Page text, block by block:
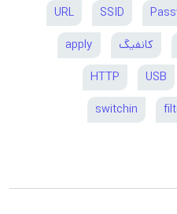
SSID
URL
کانفیگ apply
USB
HTTP
switchin